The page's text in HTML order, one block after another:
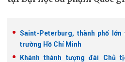
Saint-Peterburg, thành phố
trường Hồ Chí Minh
Khánh thành tượng đài Chủ